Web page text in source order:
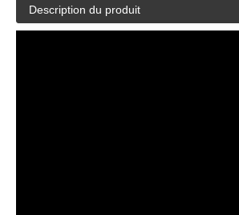
Description du produit